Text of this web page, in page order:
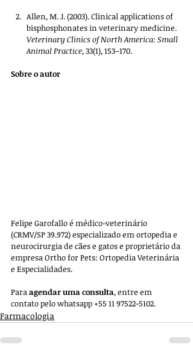
Allen, M. J. (2003). Clinical applications of
bisphosphonates in veterinary medicine.
Veterinary Clinics of North America: Small
Animal Practice, 33(1), 153–170.
Sobre o autor
Felipe Garofallo é médico-veterinário
(CRMV/SP 39.972) especializado em ortopedia e
neurocirurgia de cães e gatos e proprietário da
empresa Ortho for Pets: Ortopedia Veterinária
e Especialidades.
Para agendar uma consulta, entre em
contato pelo whatsapp +55 11 97522-5102.
Farmacologia